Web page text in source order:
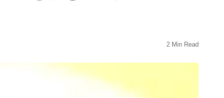
2 Min Read